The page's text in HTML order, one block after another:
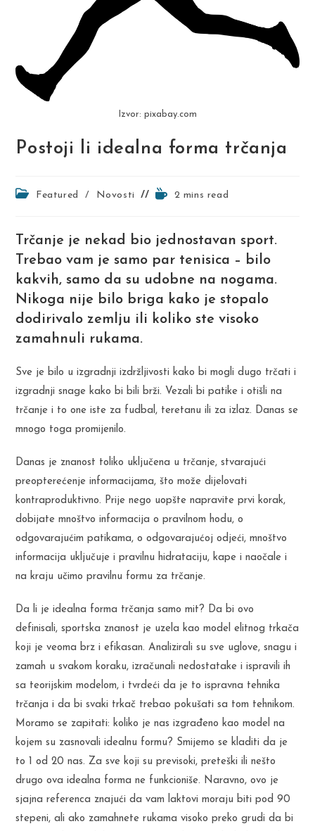
Izvor: pixabay.com
Postoji li idealna forma trčanja
PostFeatured / Novosti
Reading2 mins read
Trčanje je nekad bio jednostavan sport.
Trebao vam je samo par tenisica – bilo
kakvih, samo da su udobne na nogama.
Nikoga nije bilo briga kako je stopalo
dodirivalo zemlju ili koliko ste visoko
zamahnuli rukama.
Sve je bilo u izgradnji izdržljivosti kako bi mogli dugo trčati i
izgradnji snage kako bi bili brži. Vezali bi patike i otišli na
trčanje i to one iste za fudbal, teretanu ili za izlaz. Danas se
mnogo toga promijenilo.
Danas je znanost toliko uključena u trčanje, stvarajući
preopterećenje informacijama, što može dijelovati
kontraproduktivno. Prije nego uopšte napravite prvi korak,
dobijate mnoštvo informacija o pravilnom hodu, o
odgovarajućim patikama, o odgovarajućoj odjeći, mnoštvo
informacija uključuje i pravilnu hidrataciju, kape i naočale i
na kraju učimo pravilnu formu za trčanje.
Da li je idealna forma trčanja samo mit? Da bi ovo
definisali, sportska znanost je uzela kao model elitnog trkača
koji je veoma brz i efikasan. Analizirali su sve uglove, snagu i
zamah u svakom koraku, izračunali nedostatake i ispravili ih
sa teorijskim modelom, i tvrdeći da je to ispravna tehnika
trčanja i da bi svaki trkač trebao pokušati sa tom tehnikom.
Moramo se zapitati: koliko je nas izgrađeno kao model na
kojem su zasnovali idealnu formu? Smijemo se kladiti da je
to 1 od 20 nas. Za sve koji su previsoki, preteški ili nešto
drugo ova idealna forma ne funkcioniše. Naravno, ovo je
sjajna referenca znajući da vam laktovi moraju biti pod 90
stepeni, ali ako zamahnete rukama visoko preko grudi da bi